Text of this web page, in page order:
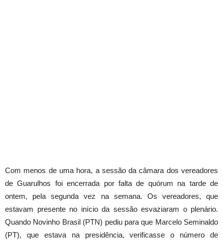
Com menos de uma hora, a sessão da câmara dos vereadores
de Guarulhos foi encerrada por falta de quórum na tarde de
ontem, pela segunda vez na semana. Os vereadores, que
estavam presente no início da sessão esvaziaram o plenário.
Quando Novinho Brasil (PTN) pediu para que Marcelo Seminaldo
(PT), que estava na presidência, verificasse o número de